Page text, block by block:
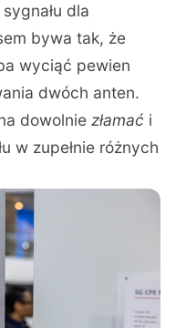
dla
bywa tak, że
wyciąć pewien
dwóch anten.
dowolniezłamać i
w zupełnie różnych